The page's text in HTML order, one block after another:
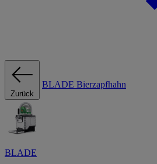
Zurück
BLADE Bierzapfhahn
BLADE